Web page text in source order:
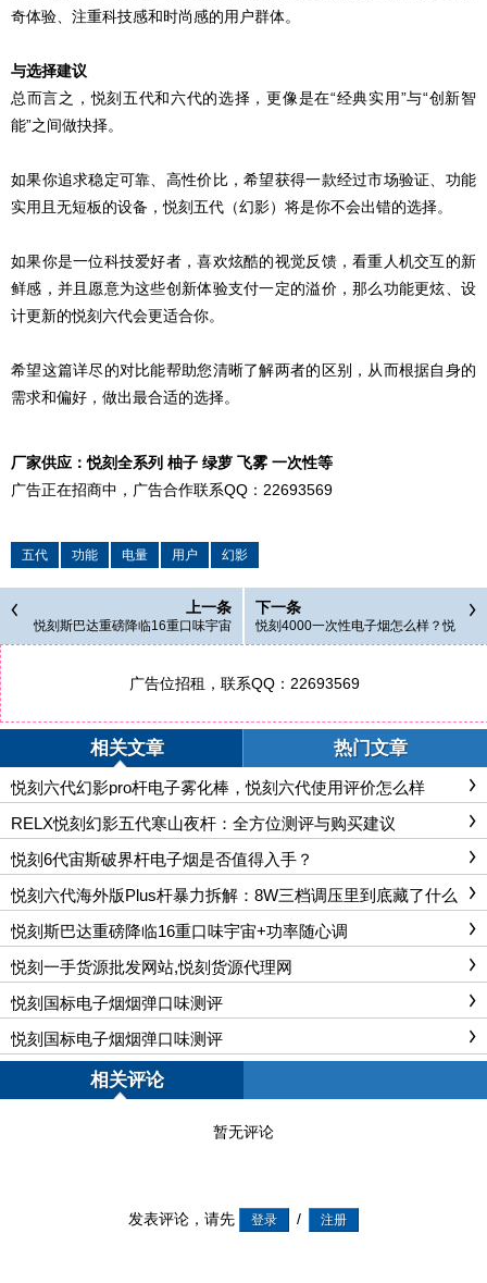
奇体验、注重科技感和时尚感的用户群体。
与选择建议
总而言之，悦刻五代和六代的选择，更像是在“经典实用”与“创新智
能”之间做抉择。
如果你追求稳定可靠、高性价比，希望获得一款经过市场验证、功能
实用且无短板的设备，悦刻五代（幻影）将是你不会出错的选择。
如果你是一位科技爱好者，喜欢炫酷的视觉反馈，看重人机交互的新
鲜感，并且愿意为这些创新体验支付一定的溢价，那么功能更炫、设
计更新的悦刻六代会更适合你。
希望这篇详尽的对比能帮助您清晰了解两者的区别，从而根据自身的
需求和偏好，做出最合适的选择。
厂家供应：悦刻全系列 柚子 绿萝 飞雾 一次性等
广告正在招商中，广告合作联系QQ：22693569
五代 功能 电量 用户 幻影
上一条
悦刻斯巴达重磅降临16重口味宇宙
下一条
悦刻4000一次性电子烟怎么样？悦
广告位招租，联系QQ：22693569
相关文章 热门文章
悦刻六代幻影pro杆电子雾化棒，悦刻六代使用评价怎么样
RELX悦刻幻影五代寒山夜杆：全方位测评与购买建议
悦刻6代宙斯破界杆电子烟是否值得入手？
悦刻六代海外版Plus杆暴力拆解：8W三档调压里到底藏了什么
黑科技？
悦刻斯巴达重磅降临16重口味宇宙+功率随心调
悦刻一手货源批发网站,悦刻货源代理网
悦刻国标电子烟烟弹口味测评
悦刻国标电子烟烟弹口味测评
相关评论
暂无评论
发表评论，请先 /